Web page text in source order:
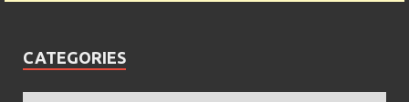
CATEGORIES